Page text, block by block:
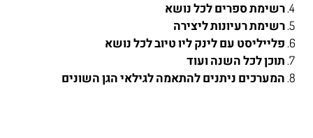
רשימת ספרים לכל נושא
רשימת רעיונות ליצירה
פלייליסט עם לינק ליו טיוב לכל נושא
תוכן לכל השנה ועוד
המערכים ניתנים להתאמה לגילאי הגן השונים